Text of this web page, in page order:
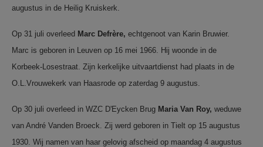
augustus in de Heilig Kruiskerk.
Op 31 juli overleed Marc Defrère, echtgenoot van Karin Bruwier.
Marc is geboren in Leuven op 16 mei 1966. Hij woonde in de
Korbeek-Losestraat. Zijn kerkelijke uitvaartdienst had plaats in de
O.L.Vrouwekerk van Haasrode op zaterdag 9 augustus.
Op 30 juli overleed in WZC D'Eycken Brug Maria Van Roy, weduwe
van André Vanden Broeck. Zij werd geboren in Tielt op 15 augustus
1930. Wij namen van haar gelovig afscheid op maandag 4 augustus